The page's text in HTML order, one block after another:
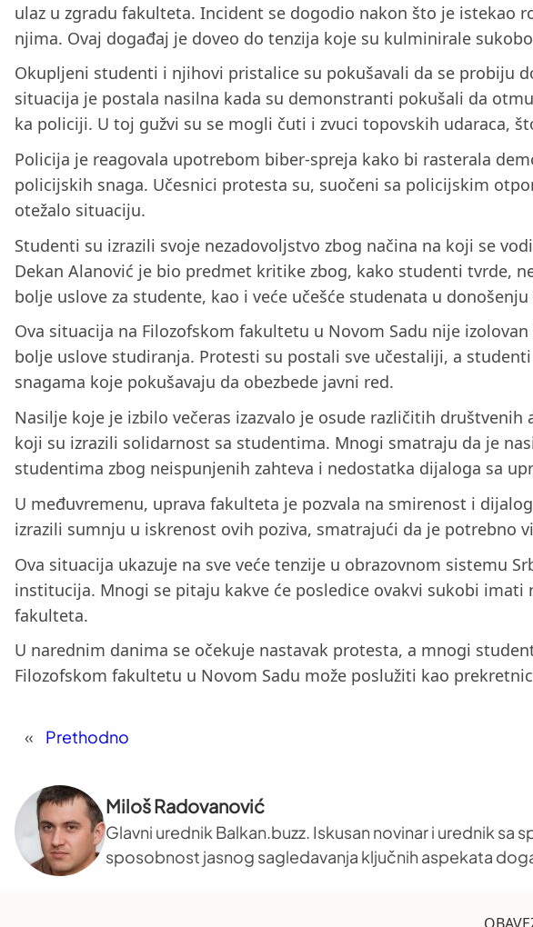
ulaz u zgradu fakulteta. Incident se dogodio nakon što je istekao
njima. Ovaj događaj je doveo do tenzija koje su kulminirale
Okupljeni studenti i njihovi pristalice su pokušavali da se probiju
situacija je postala nasilna kada su demonstranti pokušali da
ka policiji. U toj gužvi su se mogli čuti i zvuci topovskih udaraca,
Policija je reagovala upotrebom biber-spreja kako bi rasterala
policijskih snaga. Učesnici protesta su, suočeni sa policijskim
otežalo situaciju.
Studenti su izrazili svoje nezadovoljstvo zbog načina na koji se
Dekan Alanović je bio predmet kritike zbog, kako studenti tvrde,
bolje uslove za studente, kao i veće učešće studenata u
Ova situacija na Filozofskom fakultetu u Novom Sadu nije
bolje uslove studiranja. Protesti su postali sve učestaliji, a
snagama koje pokušavaju da obezbede javni red.
Nasilje koje je izbilo večeras izazvalo je osude različitih
koji su izrazili solidarnost sa studentima. Mnogi smatraju da je
studentima zbog neispunjenih zahteva i nedostatka dijaloga sa
U međuvremenu, uprava fakulteta je pozvala na smirenost i
izrazili sumnju u iskrenost ovih poziva, smatrajući da je potrebno
Ova situacija ukazuje na sve veće tenzije u obrazovnom sistemu
institucija. Mnogi se pitaju kakve će posledice ovakvi sukobi
fakulteta.
U narednim danima se očekuje nastavak protesta, a mnogi
Filozofskom fakultetu u Novom Sadu može poslužiti kao
« Prethodno
Miloš Radovanović
Glavni urednik Balkan.buzz. Iskusan novinar i urednik
sposobnost jasnog sagledavanja ključnih aspekata